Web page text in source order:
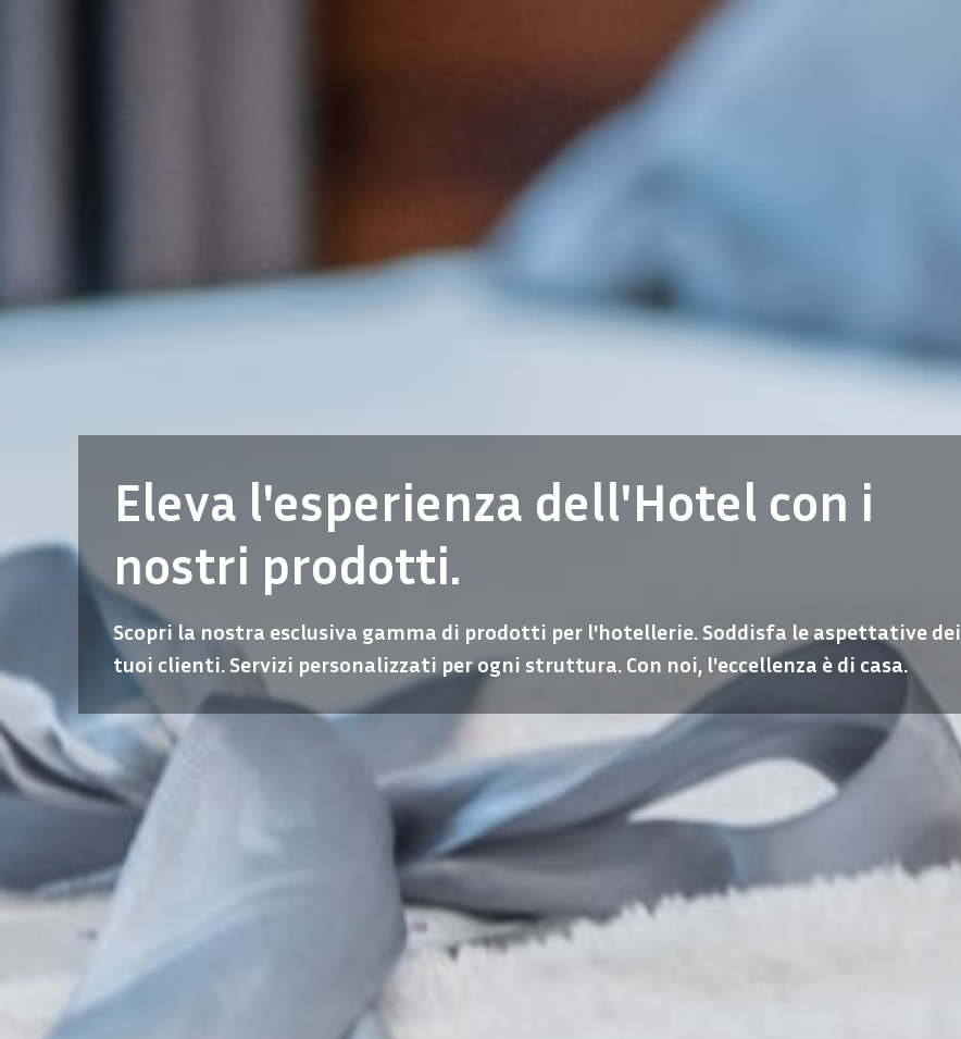
Eleva l'esperienza dell'Hotel con i
nostri prodotti.
Scopri la nostra esclusiva gamma di prodotti per l'hotellerie. Soddisfa le aspettative dei
tuoi clienti. Servizi personalizzati per ogni struttura. Con noi, l'eccellenza è di casa.